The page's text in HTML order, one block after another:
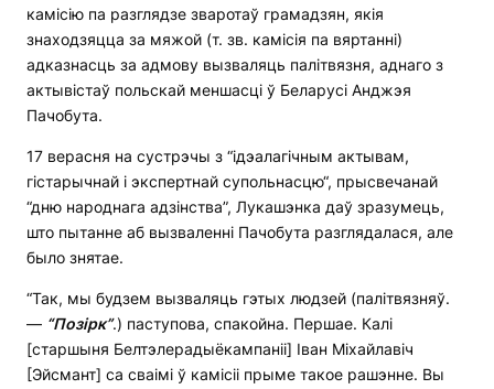
камісію па разглядзе зваротаў грамадзян, якія
знаходзяцца за мяжой (т. зв. камісія па вяртанні)
адказнасць за адмову вызваляць палітвязня, аднаго з
актывістаў польскай меншасці ў Беларусі Анджэя
Пачобута.
17 верасня на сустрэчы з “ідэалагічным актывам,
гістарычнай і экспертнай супольнасцю“, прысвечанай
“дню народнага адзінства”, Лукашэнка даў зразумець,
што пытанне аб вызваленні Пачобута разглядалася, але
было знятае.
“Так, мы будзем вызваляць гэтых людзей (палітвязняў.
— “Позірк”.) паступова, спакойна. Першае. Калі
[старшыня Белтэлерадыёкампаніі] Іван Міхайлавіч
[Эйсмант] са сваімі ў камісіі прыме такое рашэнне. Вы